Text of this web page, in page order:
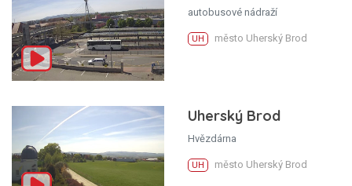
autobusové nádraží
UH město Uherský Brod
Uherský Brod
Hvězdárna
UH město Uherský Brod